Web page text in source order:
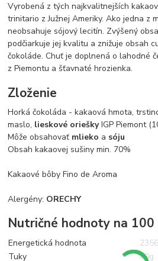
Vyrobená z tých najkvalitnejších
trinitario z Južnej Ameriky. Ako jedna z
neobsahuje sójový lecitín. Zvýšený
podčiarkuje jej kvalitu a znižuje obsah
čokoláde. Chuť je doplnená o lahodné
z Piemontu a šťavnaté hrozienka.
Zloženie
Horká čokoláda - kakaová hmota,
maslo, lieskové orieškyIGP Piemont
Môže obsahovať mlieko a sóju
Obsah kakaovej sušiny min. 70%
Kakaové bôby Fino de Aroma
Alergény: ORECHY
Nutričné hodnoty na 100
Energetická hodnota
Tuky
40g